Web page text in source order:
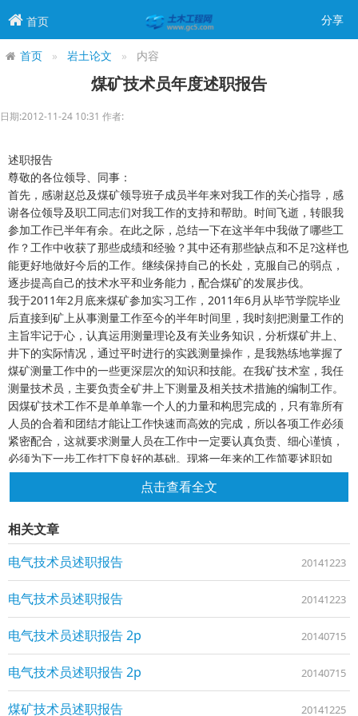
首页 分享
首页 岩土论文 内容
煤矿技术员年度述职报告
日期:2012-11-24 10:31 作者:
述职报告
尊敬的各位领导、同事：
首先，感谢赵总及煤矿领导班子成员半年来对我工作的关心指导，感
谢各位领导及职工同志们对我工作的支持和帮助。时间飞逝，转眼我
参加工作已半年有余。在此之际，总结一下在这半年中我做了哪些工
作？工作中收获了那些成绩和经验？其中还有那些缺点和不足?这样也
能更好地做好今后的工作。继续保持自己的长处，克服自己的弱点，
逐步提高自己的技术水平和业务能力，配合煤矿的发展步伐。
我于2011年2月底来煤矿参加实习工作，2011年6月从毕节学院毕业
后直接到矿上从事测量工作至今的半年时间里，我时刻把测量工作的
主旨牢记于心，认真运用测量理论及有关业务知识，分析煤矿井上、
井下的实际情况，通过平时进行的实践测量操作，是我熟练地掌握了
煤矿测量工作中的一些更深层次的知识和技能。在我矿技术室，我任
测量技术员，主要负责全矿井上下测量及相关技术措施的编制工作。
因煤矿技术工作不是单单靠一个人的力量和构思完成的，只有靠所有
人员的合着和团结才能让工作快速而高效的完成，所以各项工作必须
紧密配合，这就要求测量人员在工作中一定要认真负责、细心谨慎，
必须为下一步工作打下良好的基础。现将一年来的工作简要述职如
下，请审议。
一、克服困难，做好基础工作
缩，没有任何畏难情绪，而是知难而进，秉着一个负责任的态度认真
了解各施工井巷工程的进展情况，整理和更新了相关井巷的测量记录
帐及各种比例的工程平面图，研究探讨适合本矿的最佳测量方法。刻
苦钻研和巩固本专业理论知识，积极深入到井下工作面操作测量，积
累实践经验，对每次测量工作都按照矿山测量技术要求，一丝不苟地
完成到位，切实做到测量精度达到技术规范要求。做了大量的技术准
备工作。
二、刻苦钻研专业技术知识，做好本职工作
自从来到煤矿工作以来，在同事、上级领导的帮助指导下，我努力运
用本专业的理论知识结合每天的实际工作、总结当天的工作情况，再
做好明天的准备工作。随着知识和经验的不断积累，自己的业务能力
点击查看全文
相关文章
电气技术员述职报告
20141223
电气技术员述职报告 20141223
电气技术员述职报告 2p 20140715
电气技术员述职报告 2p 20140715
煤矿技术员述职报告 20141225